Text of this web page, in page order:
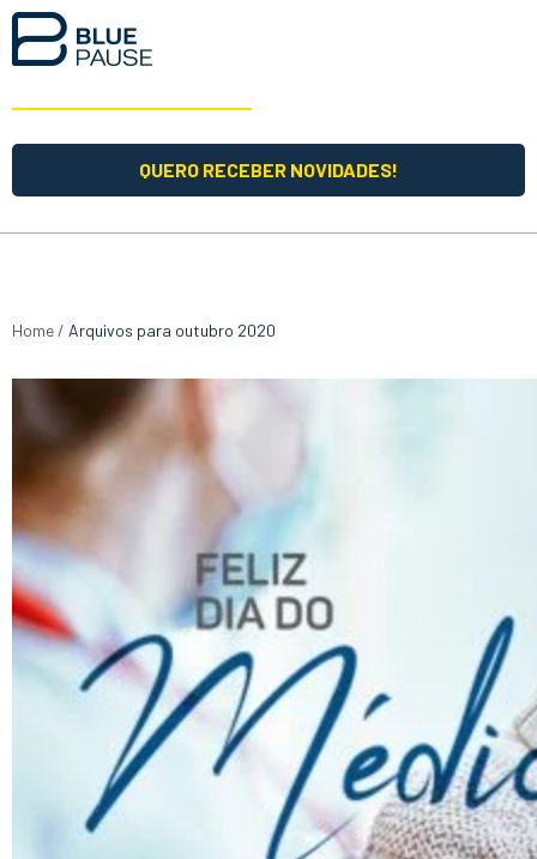
QUERO RECEBER NOVIDADES!
Home / Arquivos para outubro 2020